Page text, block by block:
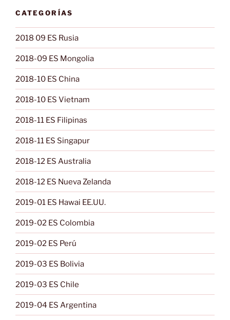
CATEGORÍAS
2018 09 ES Rusia
2018-09 ES Mongolia
2018-10 ES China
2018-10 ES Vietnam
2018-11 ES Filipinas
2018-11 ES Singapur
2018-12 ES Australia
2018-12 ES Nueva Zelanda
2019-01 ES Hawai EE.UU.
2019-02 ES Colombia
2019-02 ES Perú
2019-03 ES Bolivia
2019-03 ES Chile
2019-04 ES Argentina